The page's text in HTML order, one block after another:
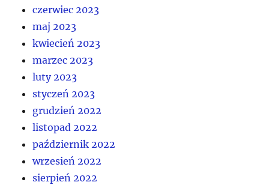
czerwiec 2023
maj 2023
kwiecień 2023
marzec 2023
luty 2023
styczeń 2023
grudzień 2022
listopad 2022
październik 2022
wrzesień 2022
sierpień 2022